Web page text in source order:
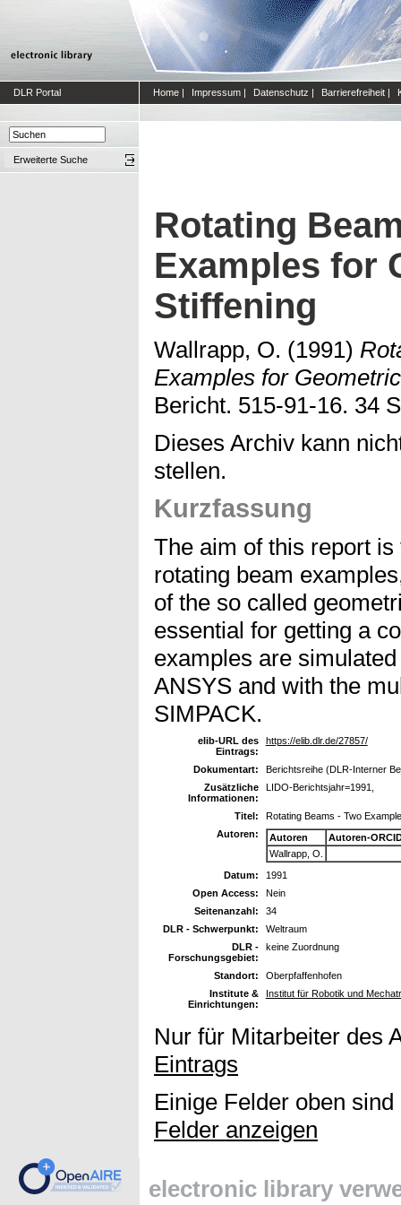
DLR Portal Home | Impressum | Datenschutz | Barrierefreiheit |
Erweiterte Suche
Rotating
Examples for
Stiffening
Wallrapp, O. (1991)
Examples for
Bericht. 515-91-16. 34
Dieses Archiv kann
stellen.
Kurzfassung
The aim of this report
rotating beam
of the so called
essential for getting a
examples are
ANSYS and with the
SIMPACK.
elib-URL des
Eintrags:
https://elib.dlr.de/27857/
Dokumentart:
Berichtsreihe (DLR-Interner
Zusätzliche
Informationen:
LIDO-Berichtsjahr=1991,
Titel:
Rotating Beams - Two
Autoren:
Autoren
Autoren-
Wallrapp, O.
Datum:
1991
Open Access:
Nein
Seitenanzahl:
34
DLR - Schwerpunkt:
Weltraum
DLR -
Forschungsgebiet:
keine Zuordnung
Standort:
Oberpfaffenhofen
Institute &
Einrichtungen:
Institut für Robotik und
Nur für Mitarbeiter des
Eintrags
Einige Felder oben
Felder anzeigen
electronic library